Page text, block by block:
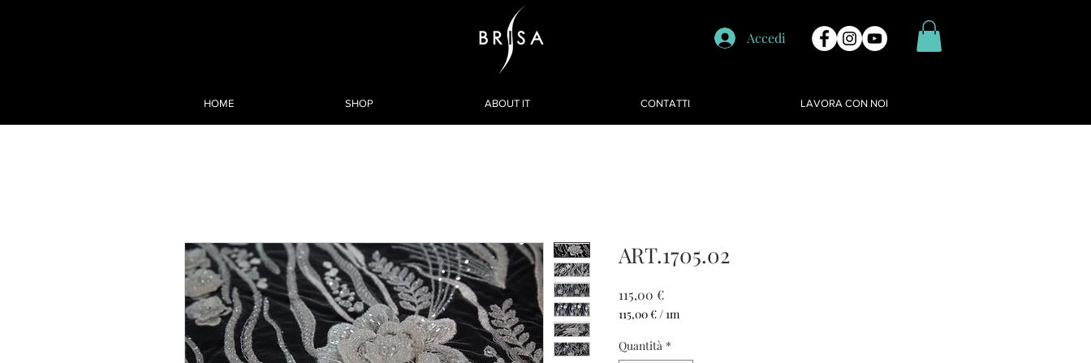
Accedi
HOME SHOP ABOUT IT CONTATTI LAVORA CON NOI
ART.1705.02
115,00 €Prezzo
115,00 €/1m
ogni
Quantità *